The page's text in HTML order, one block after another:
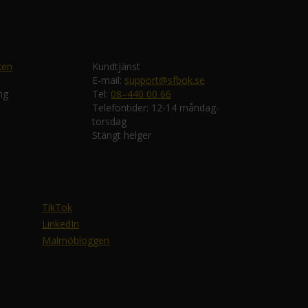
Kundtjänst
E-mail: support@sfbok.se
Tel: 08–440 00 66
Telefontider: 12-14 måndag-
torsdag
Stängt helger
TikTok
LinkedIn
Malmöbloggen